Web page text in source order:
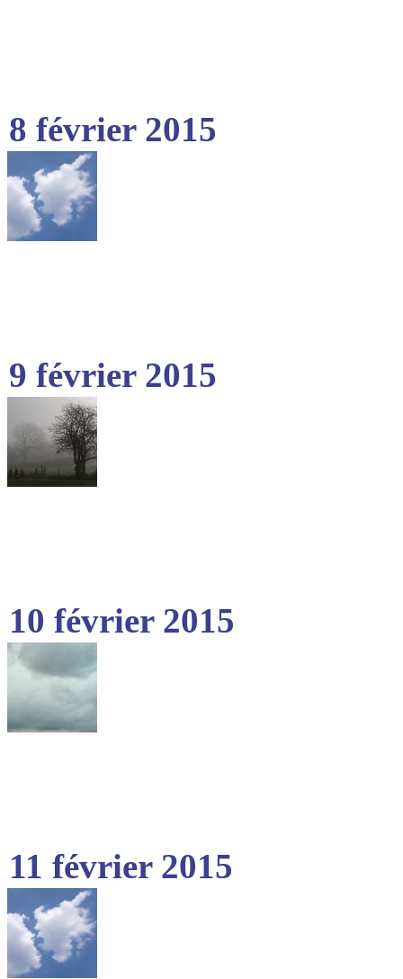
8 février 2015
9 février 2015
10 février 2015
11 février 2015